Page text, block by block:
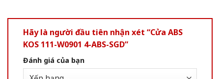
Hãy là người đầu tiên nhận xét “Cửa ABS
KOS 111-W0901 4-ABS-SGD”
Đánh giá của bạn